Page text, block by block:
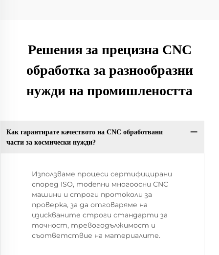
Решения за прецизна CNC
обработка за разнообразни
нужди на промишлеността
Как гарантирате качеството на CNC обработвани
части за космически нужди?
Използваме процеси сертифицирани
според ISO, modenни многоосни CNC
машини и строги протоколи за
проверка, за да отговаряме на
изискваните строги стандарти за
точност, тревогодължимост и
съответствие на материалите.